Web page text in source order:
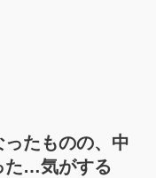
たものの、中
た…気がする